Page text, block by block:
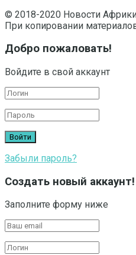
© 2018-2020 Новости
При копировании
Добро пожаловать!
Войдите в свой аккаунт
Забыли пароль?
Создать новый аккаунт!
Заполните форму ниже